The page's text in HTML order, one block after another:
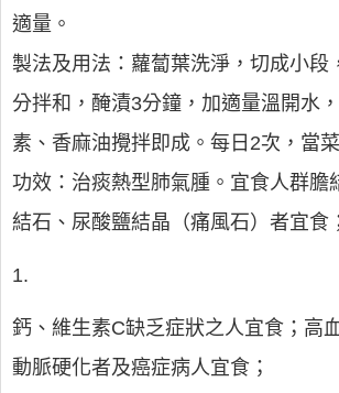
適量。
製法及用法：蘿蔔葉洗淨，切成小段
分拌和，醃漬3分鐘，加適量溫開水
素、香麻油攪拌即成。每日2次，當
功效：治痰熱型肺氣腫。宜食人群膽
結石、尿酸鹽結晶（痛風石）者宜食
1.
鈣、維生素C缺乏症狀之人宜食；高
動脈硬化者及癌症病人宜食；